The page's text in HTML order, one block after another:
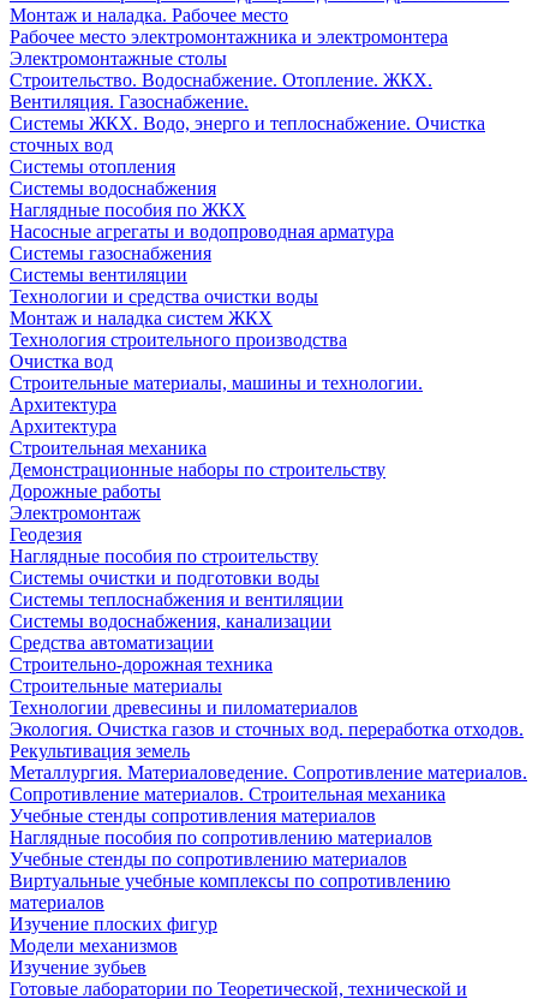
Монтаж и наладка. Рабочее место
Рабочее место электромонтажника и электромонтера
Электромонтажные столы
Строительство. Водоснабжение. Отопление. ЖКХ.
Вентиляция. Газоснабжение.
Системы ЖКХ. Водо, энерго и теплоснабжение. Очистка
сточных вод
Системы отопления
Системы водоснабжения
Наглядные пособия по ЖКХ
Насосные агрегаты и водопроводная арматура
Системы газоснабжения
Системы вентиляции
Технологии и средства очистки воды
Монтаж и наладка систем ЖКХ
Технология строительного производства
Очистка вод
Строительные материалы, машины и технологии.
Архитектура
Архитектура
Cтроительная механика
Демонстрационные наборы по строительству
Дорожные работы
Электромонтаж
Геодезия
Наглядные пособия по строительству
Системы очистки и подготовки воды
Системы теплоснабжения и вентиляции
Системы водоснабжения, канализации
Средства автоматизации
Строительно-дорожная техника
Строительные материалы
Технологии древесины и пиломатериалов
Экология. Очистка газов и сточных вод. переработка отходов.
Рекультивация земель
Металлургия. Материаловедение. Сопротивление материалов.
Сопротивление материалов. Строительная механика
Учебные стенды сопротивления материалов
Наглядные пособия по сопротивлению материалов
Учебные стенды по сопротивлению материалов
Виртуальные учебные комплексы по сопротивлению
материалов
Изучение плоских фигур
Модели механизмов
Изучение зубьев
Готовые лаборатории по Теоретической, технической и